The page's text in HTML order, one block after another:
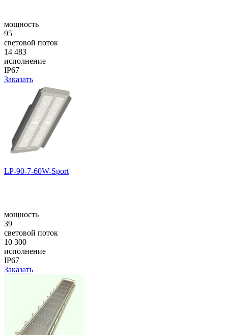
мощность
95
световой поток
14 483
исполнение
IP67
Заказать
LP-90-7-60W-Sport
мощность
39
световой поток
10 300
исполнение
IP67
Заказать